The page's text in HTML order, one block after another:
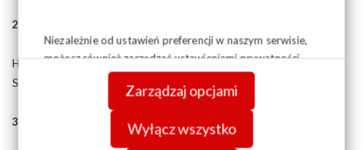
Niezależnie od ustawień preferencji w naszym serwisie,
możesz również zarządzać ustawieniami prywatności
swojej przeglądarki. Więcej informacji o przetwarzaniu
danych znajdziesz wPolityce prywatności.
Zarządzaj opcjami
Wyłącz wszystko
2. Miejsce zawodów :
Hala sportowa Zespołu Szkół Rolniczych w Białymstoku ul. Ks. St.
Suchowolca 26
3. Termin zawodów :